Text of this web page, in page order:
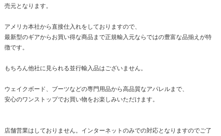
売元となります。
アメリカ本社から直接仕入れをしておりますので、
最新型のギアからお買い得な商品まで正規輸入元ならではの豊富な品揃えが特
徴です。
もちろん他社に見られる並行輸入品はございません。
ウェイクボード、ブーツなどの専門用品から高品質なアパレルまで、
安心のワンストップでお買い物をお楽しみいただけます。
店舗営業はしておりません。インターネットのみでの対応となりますのでご了